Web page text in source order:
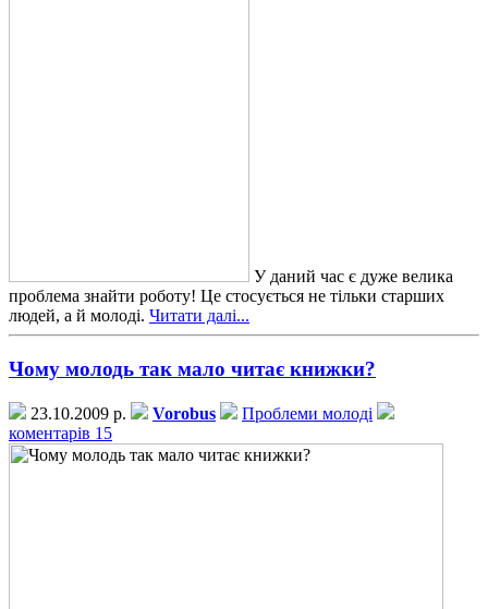
У даний час є дуже велика
проблема знайти роботу! Це стосується не тільки старших
людей, а й молоді. Читати далі...
Чому молодь так мало читає книжки?
23.10.2009 р. Vorobus
Проблеми молоді
коментарів 15